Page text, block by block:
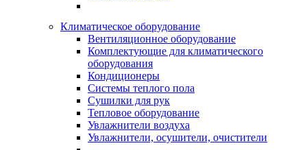
Климатическое оборудование
Вентиляционное оборудование
Комплектующие для климатического
оборудования
Кондиционеры
Системы теплого пола
Сушилки для рук
Тепловое оборудование
Увлажнители воздуха
Увлажнители, осушители, очистители